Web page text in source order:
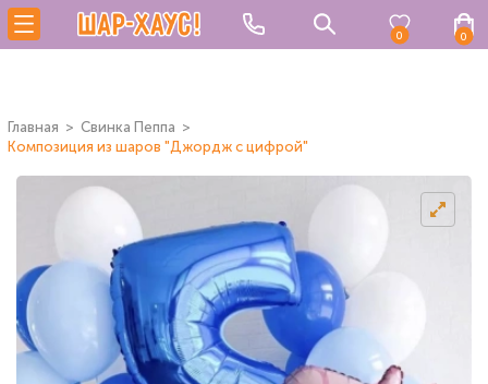
0 0
Главная
Свинка Пеппа
Композиция из шаров "Джордж с цифрой"